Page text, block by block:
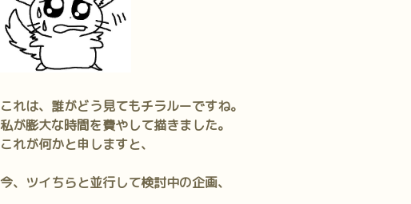
これは、誰がどう見てもチラルーですね。
私が膨大な時間を費やして描きました。
これが何かと申しますと、
今、ツイちらと並行して検討中の企画、